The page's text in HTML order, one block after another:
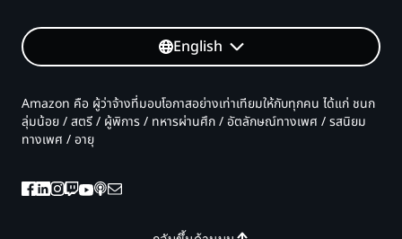
English
Amazon คือ ผู้ว่าจ้างที่มอบโอกาสอย่างเท่าเทียมให้กับทุกคน ได้แก่ ชนก
ลุ่มน้อย / สตรี / ผู้พิการ / ทหารผ่านศึก / อัตลักษณ์ทางเพศ / รสนิยม
ทางเพศ / อายุ